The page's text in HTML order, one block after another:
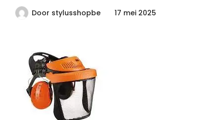
Door stylusshopbe 17 mei 2025